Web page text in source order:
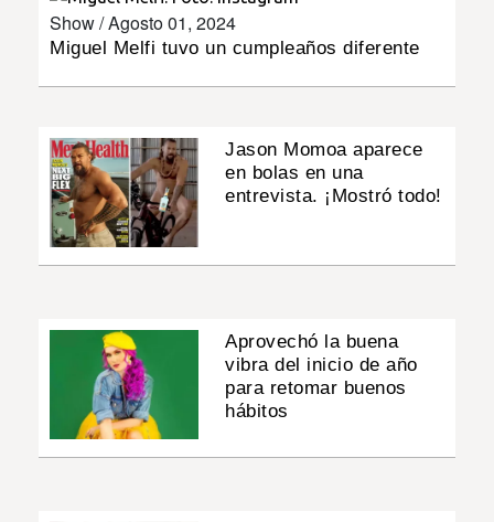
INSÓLITAS
IMPRESO
Show /Agosto 01, 2024
Miguel Melfi tuvo un cumpleaños diferente
Jason Momoa aparece
en bolas en una
entrevista. ¡Mostró todo!
Aprovechó la buena
vibra del inicio de año
para retomar buenos
hábitos